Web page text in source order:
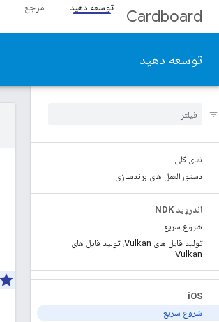
Cardboard توسعه دهید مرجع
توسعه دهید
نمای کلی
دستورالعمل های برندسازی
اندروید NDK
شروع سریع
تولید فایل های Vulkan، تولید فایل های
Vulkan
iOS
شروع سریع